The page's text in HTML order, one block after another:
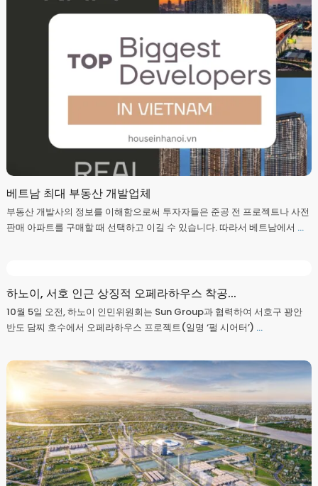
베트남 최대 부동산 개발업체
부동산 개발사의 정보를 이해함으로써 투자자들은 준공 전 프로젝트나 사전
판매 아파트를 구매할 때 선택하고 이길 수 있습니다. 따라서 베트남에서 ...
하노이, 서호 인근 상징적 오페라하우스 착공...
10월 5일 오전, 하노이 인민위원회는 Sun Group과 협력하여 서호구 꽝안
반도 담찌 호수에서 오페라하우스 프로젝트(일명 ‘펄 시어터’) ...